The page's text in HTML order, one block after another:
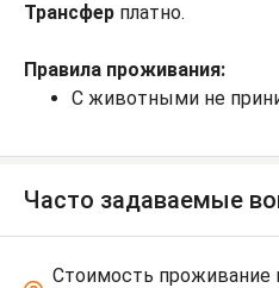
Трансфер платно.
Правила проживания:
С животными не
Часто задаваемые
Стоимость проживание